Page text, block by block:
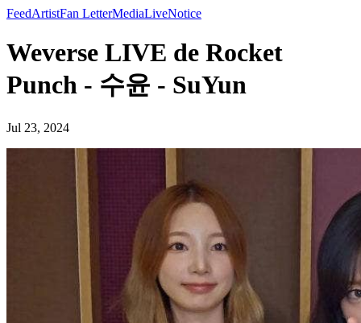
FeedArtistFan LetterMediaLiveNotice
Weverse LIVE de Rocket
Punch - 수윤 - SuYun
Jul 23, 2024